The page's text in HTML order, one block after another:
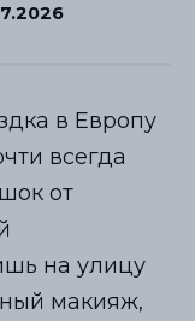
в Европу
всегда
от
на улицу
макияж,